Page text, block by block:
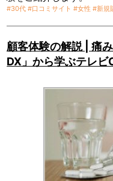
#30代 #口コミサイト #女性 #新規
顧客体験の解説 | 痛
DX」から学ぶテレビ